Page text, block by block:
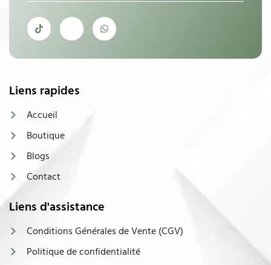
Liens rapides
Accueil
Boutique
Blogs
Contact
Liens d'assistance
Conditions Générales de Vente (CGV)
Politique de confidentialité